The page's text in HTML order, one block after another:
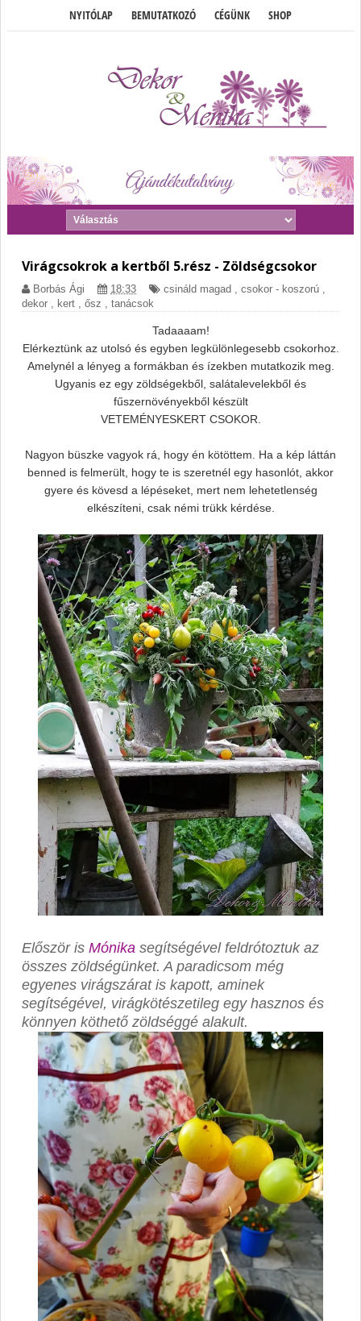
NYITÓLAP BEMUTATKOZÓ CÉGÜNK SHOP
Virágcsokrok a kertből 5.rész - Zöldségcsokor
Borbás Ági 18:33 csináld magad , csokor - koszorú ,
dekor , kert , ősz , tanácsok
Tadaaaam!
Elérkeztünk az utolsó és egyben legkülönlegesebb csokorhoz.
Amelynél a lényeg a formákban és ízekben mutatkozik meg.
Ugyanis ez egy zöldségekből, salátalevelekből és
fűszernövényekből készült
VETEMÉNYESKERT CSOKOR.
Nagyon büszke vagyok rá, hogy én kötöttem. Ha a kép láttán
benned is felmerült, hogy te is szeretnél egy hasonlót, akkor
gyere és kövesd a lépéseket, mert nem lehetetlenség
elkészíteni, csak némi trükk kérdése.
Először is Mónika segítségével feldrótoztuk az
összes zöldségünket. A paradicsom még
egyenes virágszárat is kapott, aminek
segítségével, virágkötészetileg egy hasznos és
könnyen köthető zöldséggé alakult.